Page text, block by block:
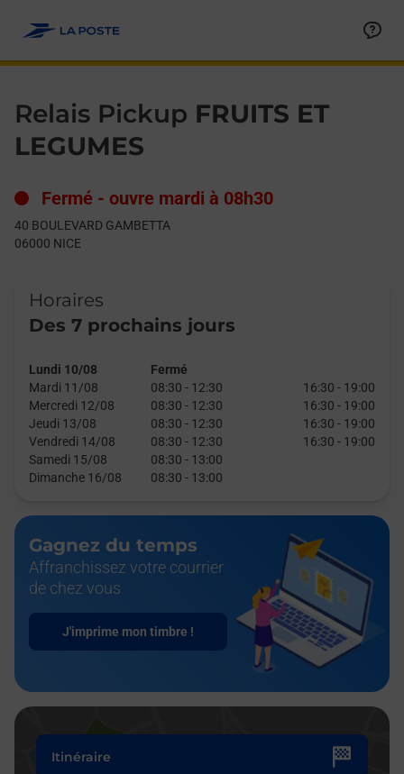
Relais Pickup FRUITS ET
LEGUMES
Fermé - ouvre mardi à 08h30
40 BOULEVARD GAMBETTA
06000 NICE
Horaires
Des 7 prochains jours
Lundi 10/08
Fermé
Mardi 11/08
08:30 - 12:30 16:30 - 19:00
Mercredi 12/08
08:30 - 12:30 16:30 - 19:00
Jeudi 13/08
08:30 - 12:30 16:30 - 19:00
Vendredi 14/08
08:30 - 12:30 16:30 - 19:00
Samedi 15/08
08:30 - 13:00
Dimanche 16/08
08:30 - 13:00
Gagnez du temps
Affranchissez votre courrier
de chez vous
J'imprime mon timbre !
Itinéraire